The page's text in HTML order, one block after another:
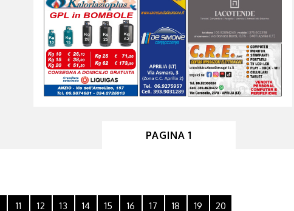
PAGINA 1
11 12 13 14 15 16 17 18 19 20